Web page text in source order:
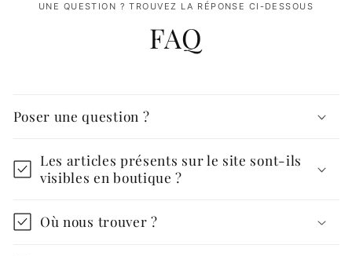
UNE QUESTION ? TROUVEZ LA RÉPONSE CI-DESSOUS
FAQ
Poser une question ?
Les articles présents sur le site sont-ils
visibles en boutique ?
Où nous trouver ?